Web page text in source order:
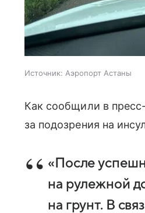
Источник: Аэропорт Астаны
Как сообщили в
за подозрения на
«После
на рулежной
на грунт. В